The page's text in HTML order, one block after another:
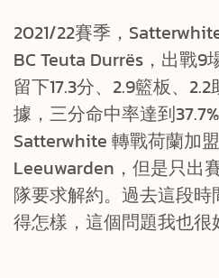
2021/22賽季，
BC Teuta Durrës，出戰9
留下17.3分、2.9籃板、
據，三分命中率達到37.7%
Satterwhite 轉戰荷蘭加
Leeuwarden，但是只出
隊要求解約。過去這段
得怎樣，這個問題我也很